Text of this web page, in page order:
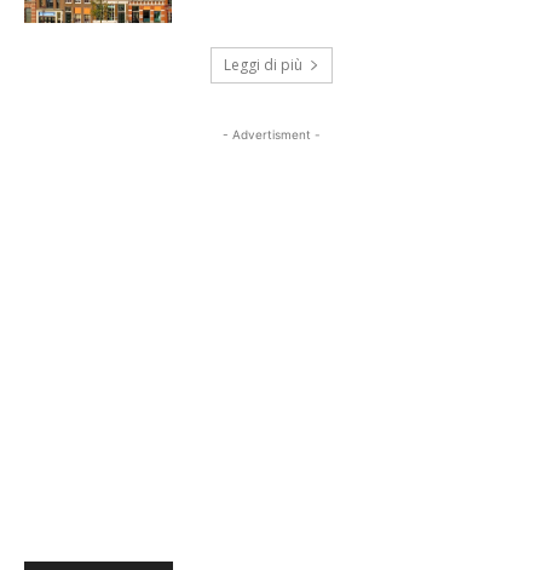
Leggi di più
- Advertisment -